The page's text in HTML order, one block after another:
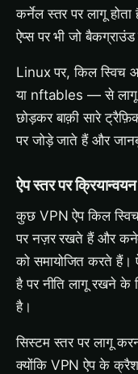
कर्नेल स्तर पर लागू
ऐप्स पर भी जो
Linux पर, किल स्विच
या nftables — से लागू
छोड़कर बाक़ी सारे
पर जोड़े जाते हैं और
ऐप स्तर पर क्रियान्वयन
कुछ VPN ऐप किल
पर नज़र रखते हैं और
को समायोजित करते हैं।
है पर नीति लागू रखने के
है।
सिस्टम स्तर पर लागू
क्योंकि VPN ऐप के क्रैश